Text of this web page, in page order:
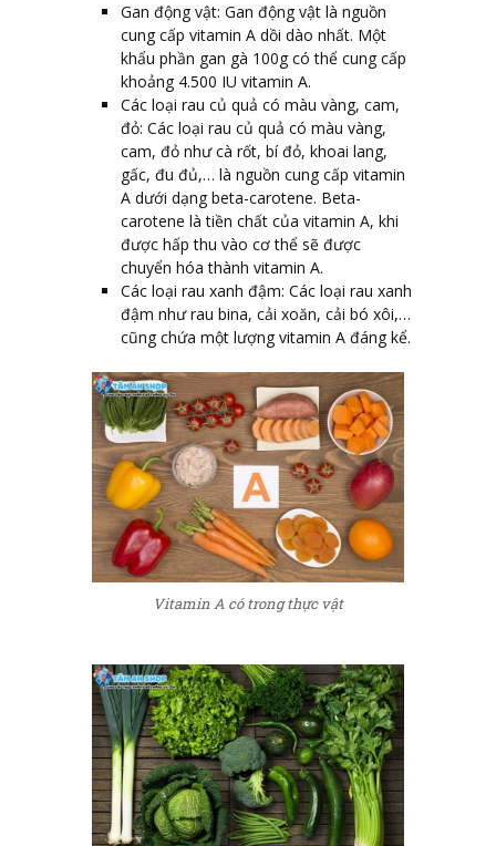
Gan động vật: Gan động vật là nguồn
cung cấp vitamin A dồi dào nhất. Một
khẩu phần gan gà 100g có thể cung cấp
khoảng 4.500 IU vitamin A.
Các loại rau củ quả có màu vàng, cam,
đỏ: Các loại rau củ quả có màu vàng,
cam, đỏ như cà rốt, bí đỏ, khoai lang,
gấc, đu đủ,… là nguồn cung cấp vitamin
A dưới dạng beta-carotene. Beta-
carotene là tiền chất của vitamin A, khi
được hấp thu vào cơ thể sẽ được
chuyển hóa thành vitamin A.
Các loại rau xanh đậm: Các loại rau xanh
đậm như rau bina, cải xoăn, cải bó xôi,…
cũng chứa một lượng vitamin A đáng kể.
Vitamin A có trong thực vật